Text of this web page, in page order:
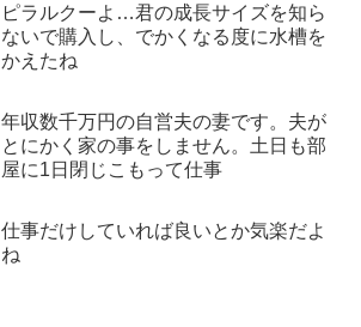
ピラルクーよ…君の成長サイズを知ら
ないで購入し、でかくなる度に水槽を
かえたね
年収数千万円の自営夫の妻です。夫が
とにかく家の事をしません。土日も部
屋に1日閉じこもって仕事
仕事だけしていれば良いとか気楽だよ
ね